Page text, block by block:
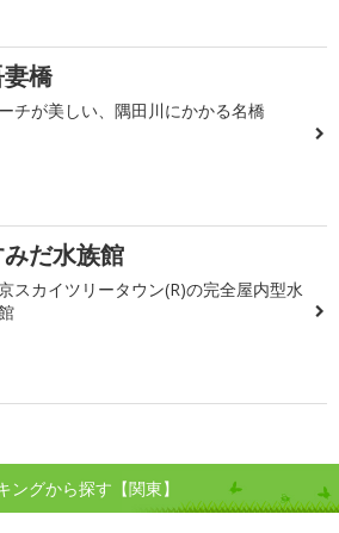
橋
チが美しい、隅田川にかかる名橋
だ水族館
スカイツリータウン(R)の完全屋内型水
ングから探す【関東】